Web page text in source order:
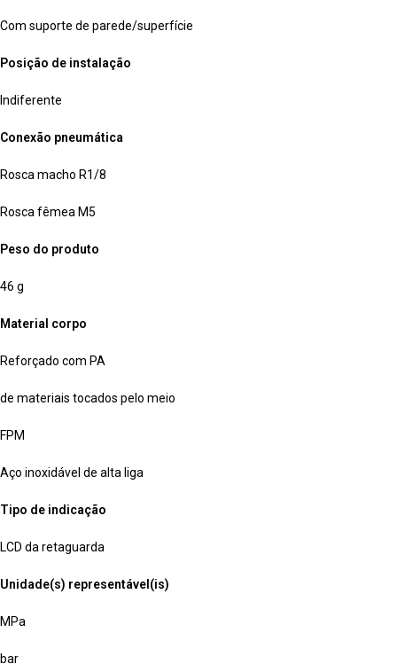
Com suporte de parede/superfície
Posição de instalação
Indiferente
Conexão pneumática
Rosca macho R1/8
Rosca fêmea M5
Peso do produto
46 g
Material corpo
Reforçado com PA
de materiais tocados pelo meio
FPM
Aço inoxidável de alta liga
Tipo de indicação
LCD da retaguarda
Unidade(s) representável(is)
MPa
bar